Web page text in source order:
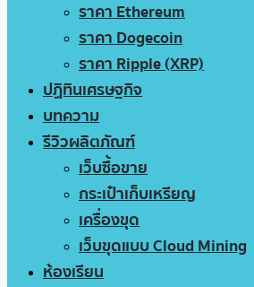
ราคา Ethereum
ราคา Dogecoin
ราคา Ripple (XRP)
ปฏิทินเศรษฐกิจ
บทความ
รีวิวผลิตภัณฑ์
เว็บซื้อขาย
กระเป๋าเก็บเหรียญ
เครื่องขุด
เว็บขุดแบบ Cloud Mining
ห้องเรียน